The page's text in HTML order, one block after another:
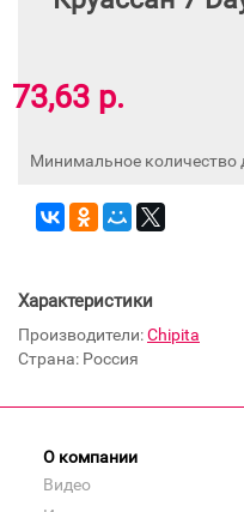
73,63 р.
Минимальное количество
Характеристики
Производители:Chipita
Страна: Россия
О компании
Видео